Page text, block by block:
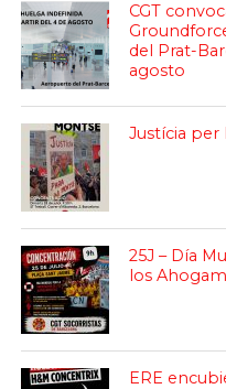
CGT
del Prat-
agosto
Justícia per
25J – Día
los
ERE